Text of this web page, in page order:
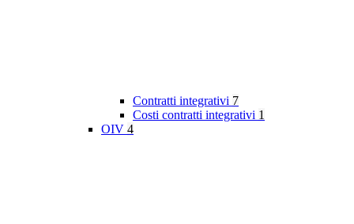
Contratti integrativi 7
Costi contratti integrativi 1
OIV 4